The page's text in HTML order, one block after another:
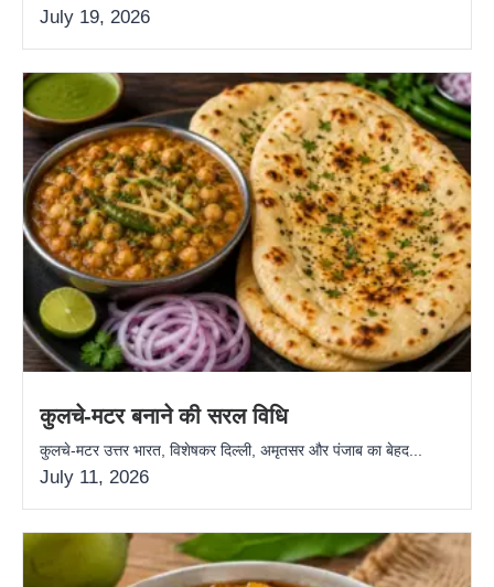
July 19, 2026
कुलचे-मटर बनाने की सरल विधि
कुलचे-मटर उत्तर भारत, विशेषकर दिल्ली, अमृतसर और पंजाब का बेहद...
July 11, 2026